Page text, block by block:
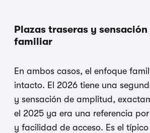
Plazas traseras y sensación
familiar
En ambos casos, el enfoque
intacto. El 2026 tiene una
y sensación de amplitud,
el 2025 ya era una referencia
y facilidad de acceso. Es el típico